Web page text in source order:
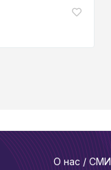
О нас / СМИ